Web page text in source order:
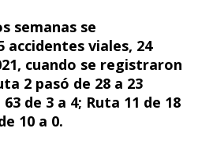
semanas se
accidentes viales, 24
cuando se registraron
2 pasó de 28 a 23
de 3 a 4; Ruta 11 de 18
10 a 0.